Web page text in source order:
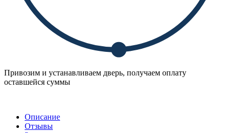
Привозим и устанавливаем дверь, получаем оплату
оставшейся суммы
Описание
Отзывы